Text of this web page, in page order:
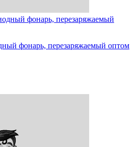
фонарь, перезаряжаемый оптом